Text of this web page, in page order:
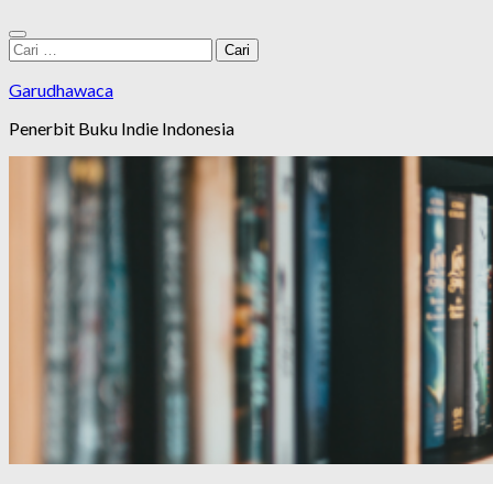
Cari
untuk:
Garudhawaca
Penerbit Buku Indie Indonesia